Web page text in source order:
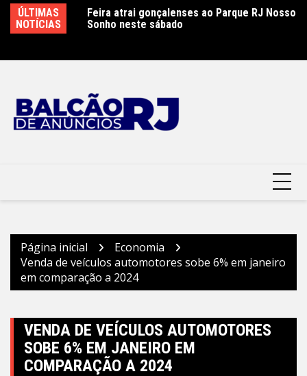
para
ÚLTIMAS
NOTÍCIAS
é controlado
Feira atrai gonçalenses ao Parque RJ Nosso
Sonho neste sábado
Página inicial
Economia
Venda de veículos automotores sobe 6% em janeiro
em comparação a 2024
VENDA DE VEÍCULOS AUTOMOTORES
SOBE 6% EM JANEIRO EM
COMPARAÇÃO A 2024